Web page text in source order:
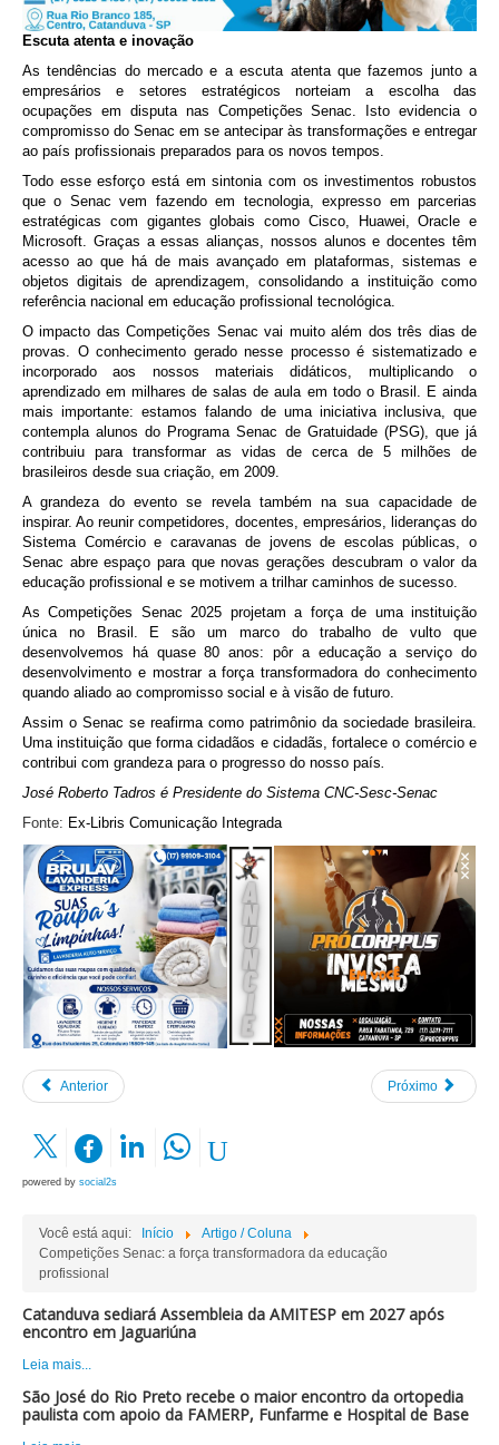
Escuta atenta e inovação
As tendências do mercado e a escuta atenta que fazemos junto a
empresários e setores estratégicos norteiam a escolha das
ocupações em disputa nas Competições Senac. Isto evidencia o
compromisso do Senac em se antecipar às transformações e entregar
ao país profissionais preparados para os novos tempos.
Todo esse esforço está em sintonia com os investimentos robustos
que o Senac vem fazendo em tecnologia, expresso em parcerias
estratégicas com gigantes globais como Cisco, Huawei, Oracle e
Microsoft. Graças a essas alianças, nossos alunos e docentes têm
acesso ao que há de mais avançado em plataformas, sistemas e
objetos digitais de aprendizagem, consolidando a instituição como
referência nacional em educação profissional tecnológica.
O impacto das Competições Senac vai muito além dos três dias de
provas. O conhecimento gerado nesse processo é sistematizado e
incorporado aos nossos materiais didáticos, multiplicando o
aprendizado em milhares de salas de aula em todo o Brasil. E ainda
mais importante: estamos falando de uma iniciativa inclusiva, que
contempla alunos do Programa Senac de Gratuidade (PSG), que já
contribuiu para transformar as vidas de cerca de 5 milhões de
brasileiros desde sua criação, em 2009.
A grandeza do evento se revela também na sua capacidade de
inspirar. Ao reunir competidores, docentes, empresários, lideranças do
Sistema Comércio e caravanas de jovens de escolas públicas, o
Senac abre espaço para que novas gerações descubram o valor da
educação profissional e se motivem a trilhar caminhos de sucesso.
As Competições Senac 2025 projetam a força de uma instituição
única no Brasil. E são um marco do trabalho de vulto que
desenvolvemos há quase 80 anos: pôr a educação a serviço do
desenvolvimento e mostrar a força transformadora do conhecimento
quando aliado ao compromisso social e à visão de futuro.
Assim o Senac se reafirma como patrimônio da sociedade brasileira.
Uma instituição que forma cidadãos e cidadãs, fortalece o comércio e
contribui com grandeza para o progresso do nosso país
José Roberto Tadros é Presidente do Sistema CNC-Sesc-Senac
Fonte: Ex-Libris Comunicação Integrada
Anterior Próximo
powered by social2s
Você está aqui: Início
Artigo / Coluna
Competições Senac: a força transformadora da educação
profissional
Catanduva sediará Assembleia da AMITESP em 2027 após
encontro em Jaguariúna
Leia mais...
São José do Rio Preto recebe o maior encontro da ortopedia
paulista com apoio da FAMERP, Funfarme e Hospital de Base